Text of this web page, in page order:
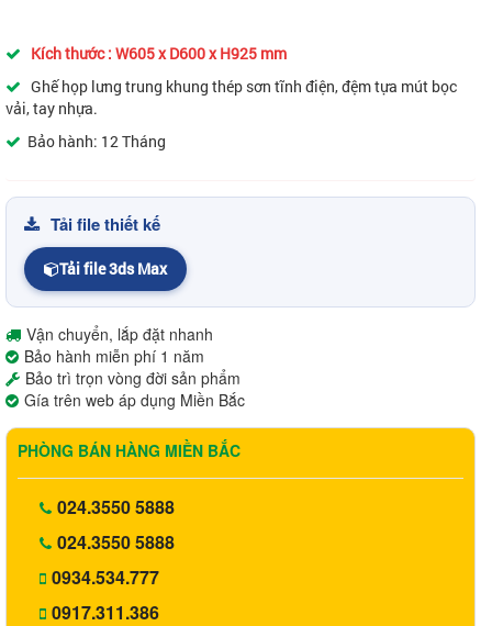
Kích thước : W605 x D600 x H925 mm
Ghế họp lưng trung khung thép sơn tĩnh điện, đệm tựa mút bọc
vải, tay nhựa.
Bảo hành: 12 Tháng
Tải file thiết kế
Tải file 3ds Max
Vận chuyển, lắp đặt nhanh
Bảo hành miễn phí 1 năm
Bảo trì trọn vòng đời sản phẩm
Gía trên web áp dụng Miền Bắc
PHÒNG BÁN HÀNG MIỀN BẮC
024.3550 5888
024.3550 5888
0934.534.777
0917.311.386